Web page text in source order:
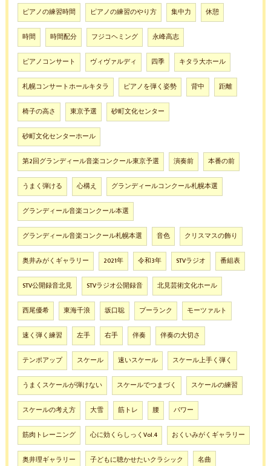
ピアノの練習時間 ピアノの練習のやり方 集中力 休憩
時間 時間配分 フジコヘミング 永峰高志
ピアノコンサート ヴィヴァルディ 四季 キタラ大ホール
札幌コンサートホールキタラ ピアノを弾く姿勢 背中 距離
椅子の高さ 東京予選 砂町文化センター
砂町文化センターホール
第2回グランディール音楽コンクール東京予選 演奏前 本番の前
うまく弾ける 心構え グランディールコンクール札幌本選
グランディール音楽コンクール本選
グランディール音楽コンクール札幌本選 音色 クリスマスの飾り
奥井みがくギャラリー 2021年 令和3年 STVラジオ 番組表
STV公開録音北見 STVラジオ公開録音 北見芸術文化ホール
西尾優希 東海千浪 坂口聡 プーランク モーツァルト
速く弾く練習 左手 右手 伴奏 伴奏の大切さ
テンポアップ スケール 速いスケール スケール上手く弾く
うまくスケールが弾けない スケールでつまづく スケールの練習
スケールの考え方 大雪 筋トレ 腰 パワー
筋肉トレーニング 心に効くらしっくVol.4 おくいみがくギャラリー
奥井理ギャラリー 子どもに聴かせたいクラシック 名曲